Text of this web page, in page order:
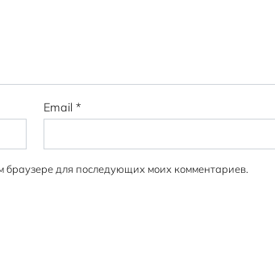
Email*
браузере для последующих моих комментариев.